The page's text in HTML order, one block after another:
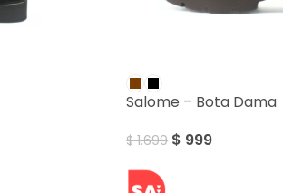
Salome – Bota Dama
$1.699 $ 999